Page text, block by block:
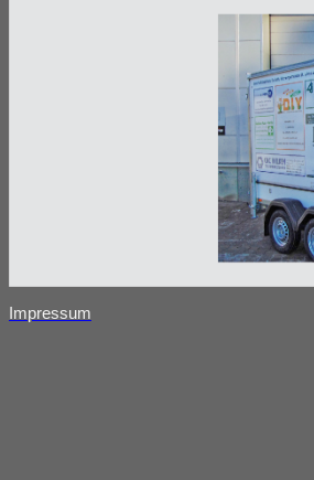
Impressum